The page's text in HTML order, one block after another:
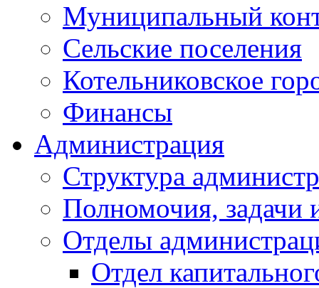
Муниципальный
Сельские поселения
Котельниковское
Финансы
Администрация
Структура
Полномочия, задачи
Отделы
Отдел